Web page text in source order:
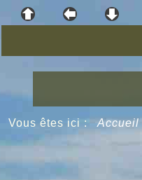
Vous êtes ici : Accueil